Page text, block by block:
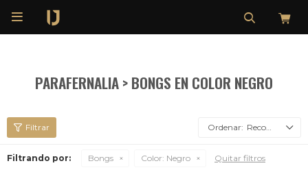

PARAFERNALIA > BONGS EN COLOR NEGRO
Recomendados
Filtrando por: Bongs Color: Negro Quitar filtros